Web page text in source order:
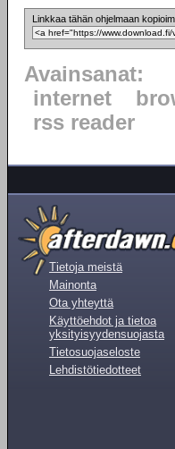
Linkkaa tähän ohjelmaan
Avainsanat:
internet
rss reader
Tietoja meistä
Mainonta
Ota yhteyttä
Käyttöehdot ja tietoa
yksityisyydensuojasta
Tietosuojaseloste
Lehdistötiedotteet